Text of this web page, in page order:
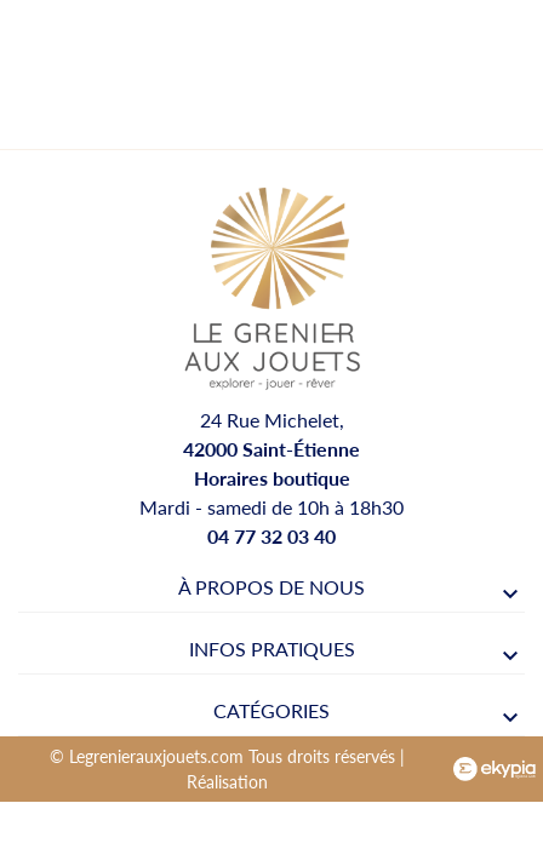
24 Rue Michelet,
42000 Saint-Étienne
Horaires boutique
Mardi - samedi de 10h à 18h30
04 77 32 03 40
À PROPOS DE NOUS
INFOS PRATIQUES
CATÉGORIES
© Legrenierauxjouets.com Tous droits réservés |
Réalisation